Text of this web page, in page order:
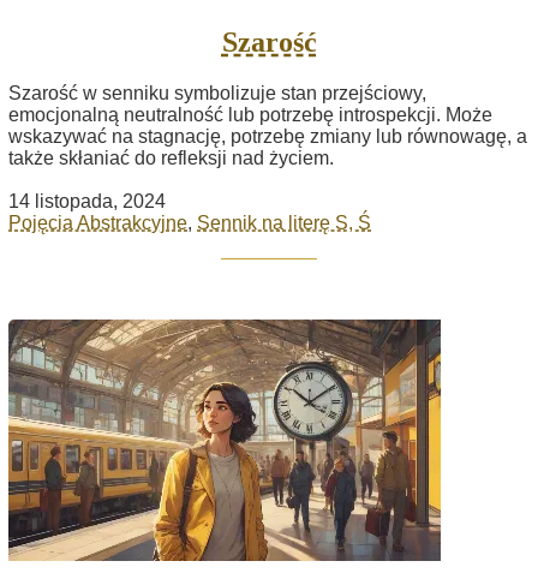
Szarość
Szarość w senniku symbolizuje stan przejściowy,
emocjonalną neutralność lub potrzebę introspekcji. Może
wskazywać na stagnację, potrzebę zmiany lub równowagę, a
także skłaniać do refleksji nad życiem.
14 listopada, 2024
Pojęcia Abstrakcyjne, Sennik na literę S, Ś